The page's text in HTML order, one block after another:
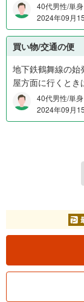
40代男性/単身
2024年09月
買い物/交通の便
地下鉄鶴舞線の始
屋方面に行くとき
40代男性/単身
2024年09月